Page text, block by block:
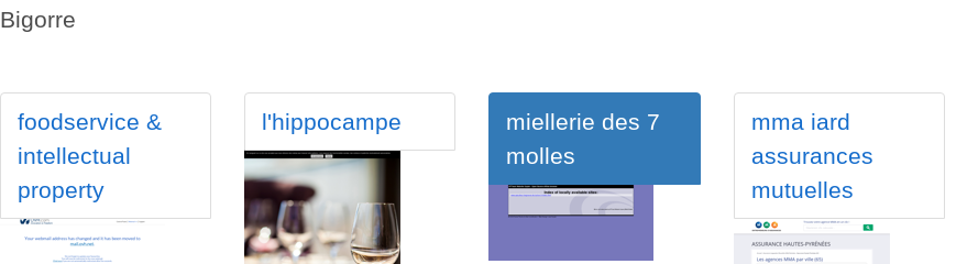
Bigorre
foodservice &
intellectual
property
l'hippocampe
miellerie des 7
molles
mma iard
assurances
mutuelles